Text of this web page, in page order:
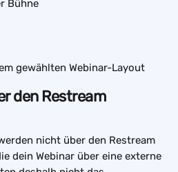
Bühne
gewählten Webinar-Layout
den Restream
nicht über den Restream
dein Webinar über eine externe